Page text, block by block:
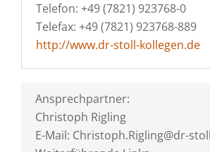
Telefon: +49 (7821) 923768-0
Telefax: +49 (7821) 923768-889
http://www.dr-stoll-kollegen.de
Ansprechpartner:
Christoph Rigling
E-Mail: Christoph.Rigling@dr-